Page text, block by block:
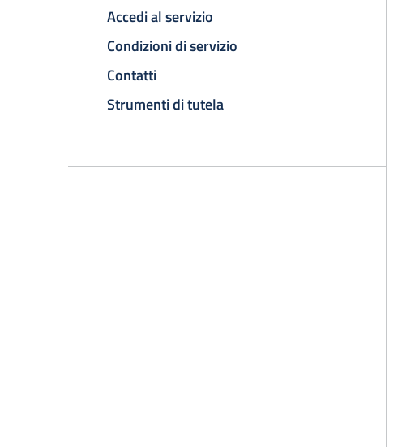
Accedi al servizio
Condizioni di servizio
Contatti
Strumenti di tutela